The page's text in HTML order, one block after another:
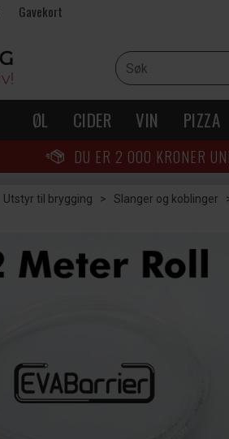
Gavekort
ØL CIDER VIN PIZZA
DU ER 2 000 KRONER
Utstyr til brygging > Slanger og koblinger